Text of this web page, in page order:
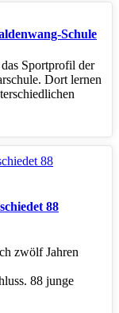
Schule
Sportprofil der
Dort lernen
88
zwölf Jahren
88 junge